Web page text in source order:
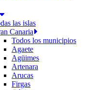
las islas
Canaria
Todos los municipios
Agaete
Agüimes
Artenara
Arucas
Firgas